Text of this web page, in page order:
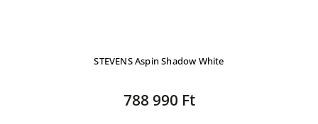
STEVENS Aspin Shadow White
788 990 Ft